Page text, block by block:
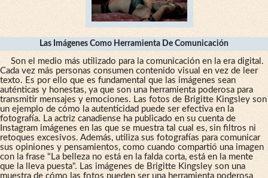
Las Imágenes Como Herramienta De Comunicación
Son el medio más utilizado para la comunicación en la era digital.
Cada vez más personas consumen contenido visual en vez de leer
texto. Es por ello que es fundamental que las imágenes sean
auténticas y honestas, ya que son una herramienta poderosa para
transmitir mensajes y emociones. Las fotos de Brigitte Kingsley son
un ejemplo de cómo la autenticidad puede ser efectiva en la
fotografía. La actriz canadiense ha publicado en su cuenta de
Instagram imágenes en las que se muestra tal cual es, sin filtros ni
retoques excesivos. Además, utiliza sus fotografías para comunicar
sus opiniones y pensamientos, como cuando compartió una imagen
con la frase "La belleza no está en la falda corta, está en la mente
que la lleva puesta". Las imágenes de Brigitte Kingsley son una
muestra de cómo las fotos pueden ser una herramienta poderosa